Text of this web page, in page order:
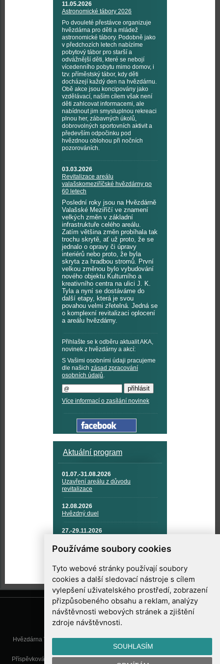
Používáme soubory cookies
Tyto webové stránky používají soubory
cookies a další sledovací nástroje s cílem
vylepšení uživatelského prostředí, zobrazení
přizpůsobeného obsahu a reklam, analýzy
návštěvnosti webových stránek a zjištění
zdroje návštěvnosti.
SOUHLASÍM
11.05.2026
Astronomické tábory 2026
Po dvouleté přestávce organizuje
hvězdárna pro děti a mládež
astronomické tábory. Podobně jako
v předchozích letech nabízíme
pobytový tábor pro starší a
odvážnější děti, které se nebojí
vícedenního pobytu mimo domov, i
tzv. příměstský tábor, kdy děti
docházejí každý den na hvězdárnu.
Obě akce jsou koncipovány jako
vzdělávací, naším cílem však není
děti zahlcovat informacemi, ale
nabídnout jim smysluplnou rekreaci
plnou her, zábavných úkolů,
dobrovolných sportovních aktivit a
především odpočinku pod
hvězdnou oblohou při nočních
pozorováních.
03.03.2026
Revitalizace areálu
valašskomeziříčské hvězdárny po
60 letech
Poslední roky jsou na Hvězdárně
Valašské Meziříčí ve znamení
velkých změn v základní
infrastruktuře celého areálu.
Zatím většina změn probíhala tak
trochu skrytě, ať už proto, že se
jednalo o opravy či úpravy
interiérů nebo proto, že byla
skryta za hradbou stromů. První
velkou změnou bylo vybudování
nového objektu Kulturního a
kreativního centra na ulici J. K.
Tyla a nyní se dostáváme do
další etapy, která je svou
povahou velmi zřetelná. Jedná se
o komplexní revitalizaci oplocení
a areálu hvězdárny.
Přihlašte se k odběru aktualit AKA,
novinek z hvězdárny a akcí:
S Vašimi osobními údaji pracujeme
dle našich zásad zpracování
osobních údajů.
Více informací o zasílání novinek
Aktuální program
01.07.-31.08.2026
Uzavření areálu z důvodu
revitalizace
12.08.2026
Hvězdný duel
27.-29.11.2026
TECHNIKA A KOSMICKÉ
TECHNOLOGIE
Hvězdárna Valašské Meziříčí, příspěvková organizace, Vsetínská 78, 757
01 Valašské Meziříčí
Příspěvková organizace Zlínského kraje. Telefon:571 611 928, Mobil:777